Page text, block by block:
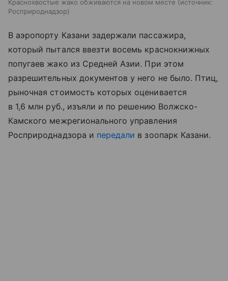
Краснохвостые жако обживаются на новом месте
источник:
Росприроднадзор
В аэропорту Казани задержали пассажира,
который пытался ввезти восемь краснокнижных
попугаев жако из Средней Азии. При этом
разрешительных документов у него не было. Птиц,
рыночная стоимость которых оценивается
в 1,6 млн руб., изъяли и по решению Волжско-
Камского межрегионального управления
Росприроднадзора и передали в зоопарк Казани.